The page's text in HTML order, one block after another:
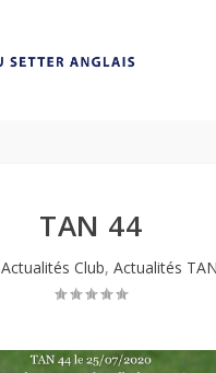
TAN 44
Actualités Club, Actualités